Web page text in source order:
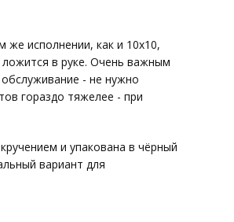
исполнении, как и 10х10,
ложится в руке. Очень важным
- не нужно
гораздо тяжелее - при
и упакована в чёрный
вариант для